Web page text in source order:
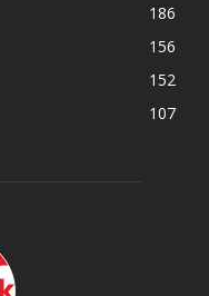
186
156
152
107